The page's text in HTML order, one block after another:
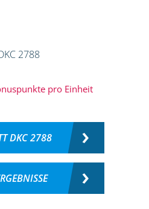
pro Einheit
DKC 2788